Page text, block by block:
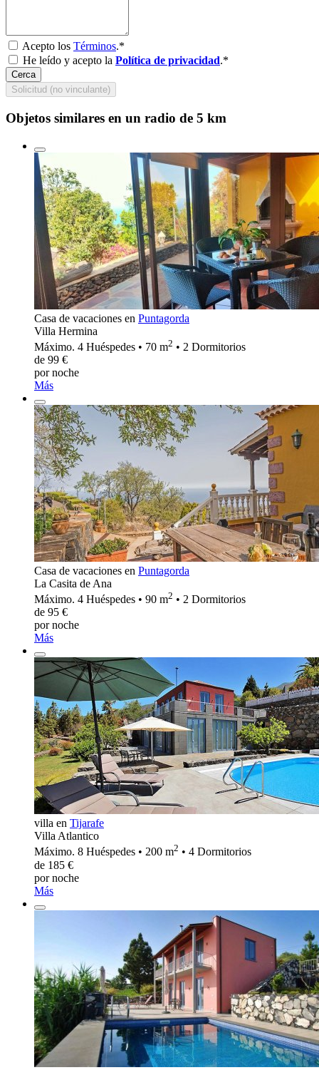
Acepto los Términos.*
He leído y acepto la Política de privacidad.*
Cerca
Solicitud (no vinculante)
Objetos similares en un radio de 5 km
Casa de vacaciones en Puntagorda
Villa Hermina
Máximo. 4 Huéspedes • 70 m2 • 2 Dormitorios
de 99 €
por noche
Más
Casa de vacaciones en Puntagorda
La Casita de Ana
Máximo. 4 Huéspedes • 90 m2 • 2 Dormitorios
de 95 €
por noche
Más
villa en Tijarafe
Villa Atlantico
Máximo. 8 Huéspedes • 200 m2 • 4 Dormitorios
de 185 €
por noche
Más